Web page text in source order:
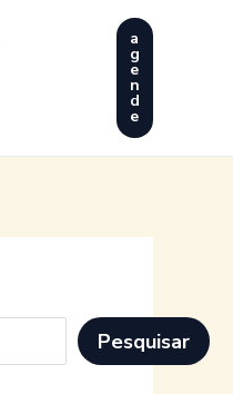
a
g
e
n
d
e
Pesquisar